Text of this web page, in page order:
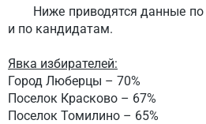
Ниже приводятся данные по
и по кандидатам.
Явка избирателей:
Город Люберцы – 70%
Поселок Красково – 67%
Поселок Томилино – 65%